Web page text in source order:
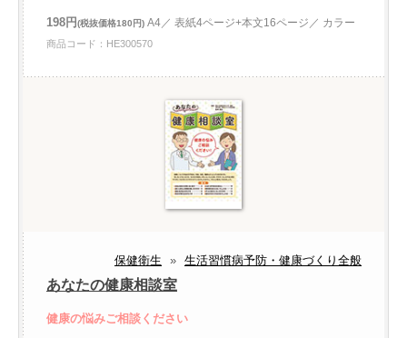
198円(税抜価格180円) A4／ 表紙4ページ+本文16ページ／ カラー
商品コード：HE300570
保健衛生 » 生活習慣病予防・健康づくり全般
あなたの健康相談室
健康の悩みご相談ください